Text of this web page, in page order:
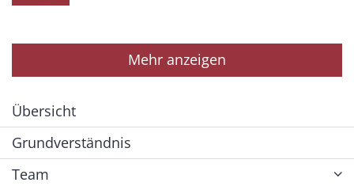
Mehr anzeigen
Übersicht
Grundverständnis
Team